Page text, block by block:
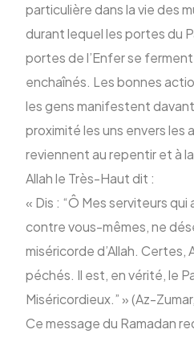
particulière dans la vie des
durant lequel les portes du
portes de l’Enfer se
enchaînés. Les bonnes
les gens manifestent
proximité les uns envers
reviennent au repentir et à
Allah le Très-Haut dit :
« Dis : “Ô Mes serviteurs
contre vous-mêmes, ne
miséricorde d’Allah. Certes,
péchés. Il est, en vérité, le
Miséricordieux.” » (Az-
Ce message du Ramadan